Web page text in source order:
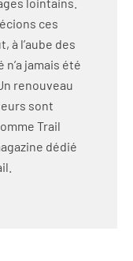
ces
à l’aube des
jamais été
renouveau
sont
Trail
dédié